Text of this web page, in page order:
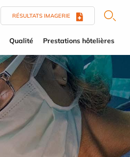
RÉSULTATS IMAGERIE
Qualité Prestations hôtelières